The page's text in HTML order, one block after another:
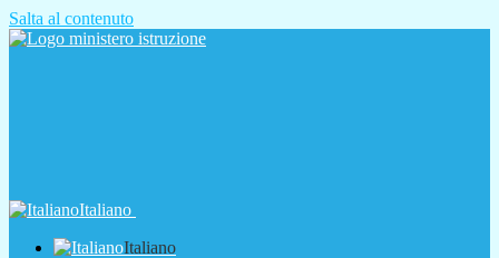
Salta al contenuto
Italiano
Italiano